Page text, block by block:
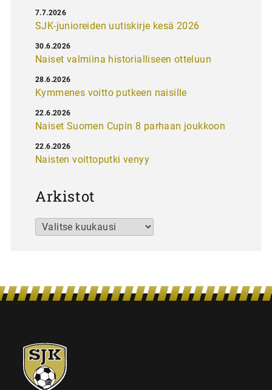
SJK-junioreiden uutiskirje kesä 2026
7.7.2026
Naiset valmiina historialliseen otteluun
30.6.2026
Kymmenes voitto putkeen naisille
28.6.2026
Naiset Suomen Cupin 8 parhaan joukkoon
22.6.2026
Naisten voittoputki venyy
22.6.2026
Arkistot
Arkistot
SJK-
juniorit